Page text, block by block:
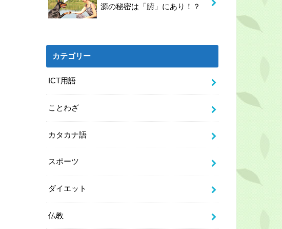
源の秘密は「腑」にあり！？
カテゴリー
ICT用語
ことわざ
カタカナ語
スポーツ
ダイエット
仏教